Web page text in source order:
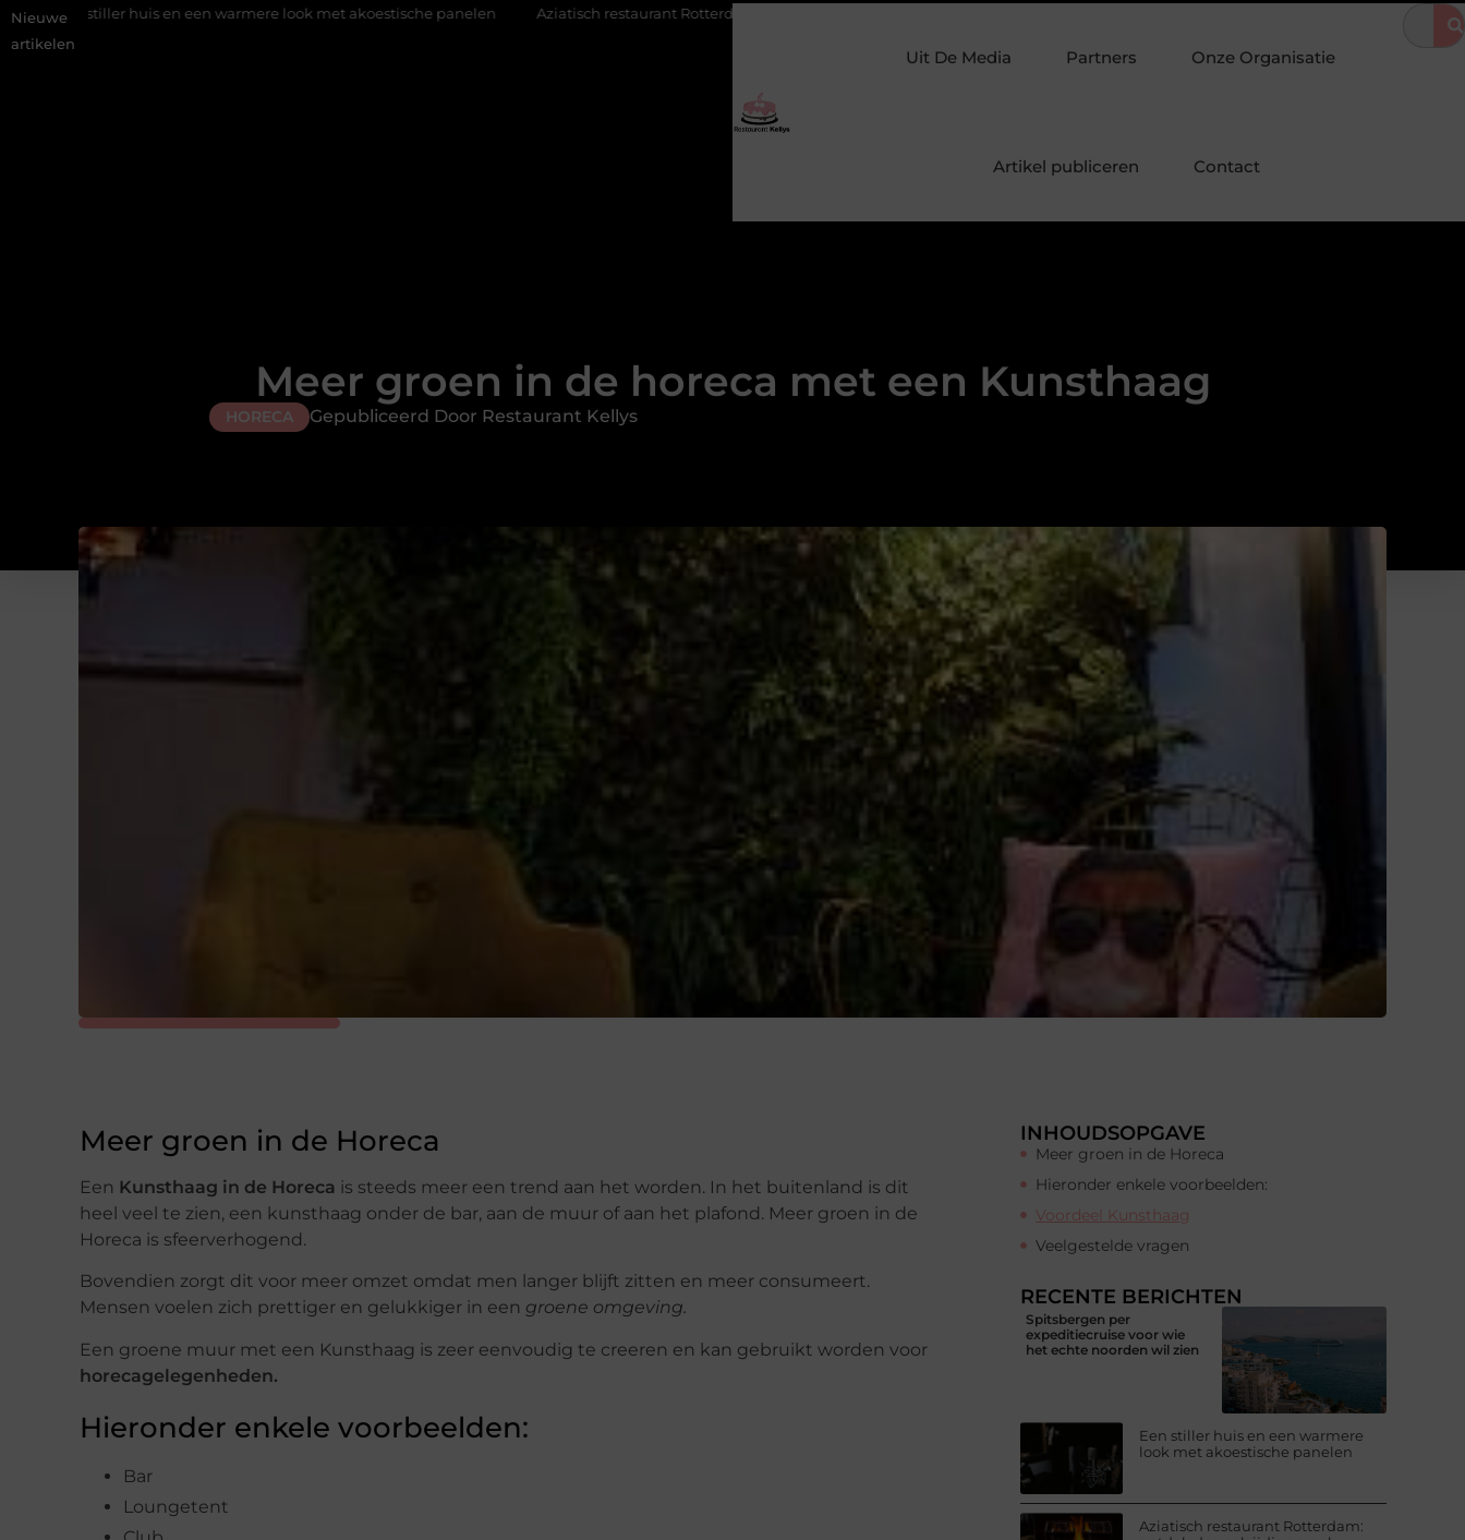
Nieuwe
artikelen
huis en een warmere look met akoestische panelen Aziatisch restaurant Rotterdam: ontdek de veelzijdige smaken van Azië in de Maasstad
Uit De Media Partners Onze Organisatie
Artikel publiceren Contact
Meer groen in de horeca met een Kunsthaag
HORECA Gepubliceerd Door Restaurant Kellys
Meer groen in de Horeca
Een Kunsthaag in de Horeca is steeds meer een trend aan het worden. In het buitenland is dit
heel veel te zien, een kunsthaag onder de bar, aan de muur of aan het plafond. Meer groen in de
Horeca is sfeerverhogend.
Bovendien zorgt dit voor meer omzet omdat men langer blijft zitten en meer consumeert.
Mensen voelen zich prettiger en gelukkiger in een groene omgeving.
Een groene muur met een Kunsthaag is zeer eenvoudig te creeren en kan gebruikt worden voor
horecagelegenheden.
Hieronder enkele voorbeelden:
Bar
Loungetent
INHOUDSOPGAVE
Meer groen in de Horeca
Hieronder enkele voorbeelden:
Voordeel Kunsthaag
Veelgestelde vragen
RECENTE BERICHTEN
Spitsbergen per
expeditiecruise voor wie
het echte noorden wil zien
Een stiller huis en een warmere
look met akoestische panelen
Aziatisch restaurant Rotterdam: